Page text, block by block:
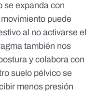
se expanda con
puede
al no activarse el
también nos
y colabora con
suelo pélvico se
menos presión